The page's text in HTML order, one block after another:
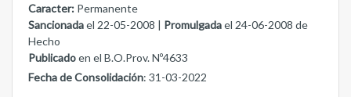
Caracter: Permanente
Sancionadael 22-05-2008 | Promulgadael 24-06-2008 de
Hecho
Publicadoen el B.O.Prov. Nº4633
Fecha de Consolidación: 31-03-2022